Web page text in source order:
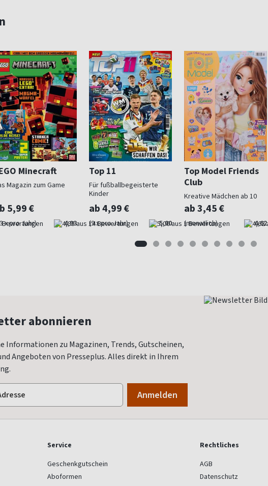
Minecraft
Magazin zum Game
5,99 €
x pro Jahr) 4,93
Top 11
Für fußballbegeisterte
Kinder
ab 4,99 €
(9 x pro Jahr) 5,00
Top Model Friends
Club
Kreative Mädchen ab 10
ab 3,45 €
(monatlich) 4,62
abonnieren
Informationen zu Magazinen, Trends, Gutscheinen,
Angeboten von Presseplus. Alles direkt in Ihrem
Service
Geschenkgutschein
Aboformen
Rechtliches
AGB
Datenschutz